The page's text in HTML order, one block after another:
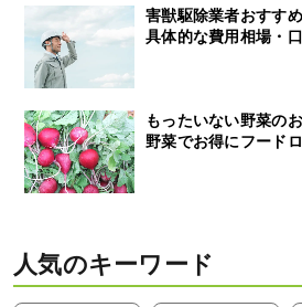
害獣駆除業者おすす
具体的な費用相場・
もったいない野菜の
野菜でお得にフード
人気のキーワード